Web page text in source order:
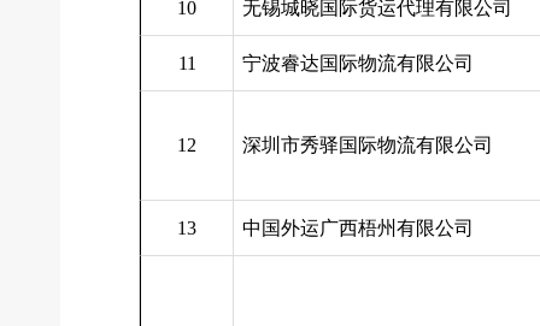
10 无锡城晓国际货运代理有限公司
11 宁波睿达国际物流有限公司
12 深圳市秀驿国际物流有限公司
13 中国外运广西梧州有限公司